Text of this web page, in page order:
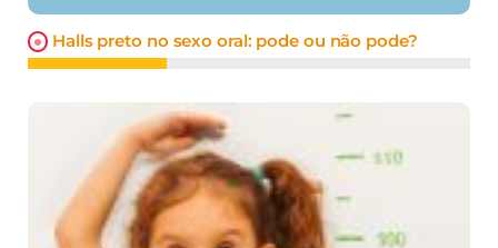
Halls preto no sexo oral: pode ou não pode?